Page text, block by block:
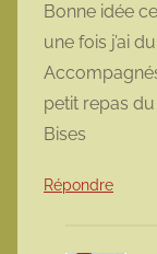
Bonne idée
une fois j’ai
petit repas
Bises
Répondre